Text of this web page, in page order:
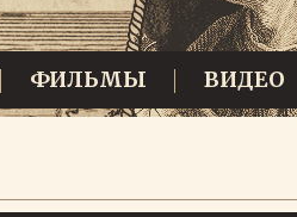
ФИЛЬМЫ ВИДЕО